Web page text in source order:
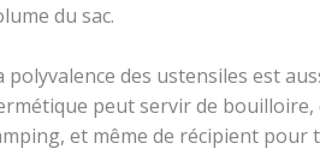
du sac.
polyvalence des ustensiles est
peut servir de
et même de récipient pour